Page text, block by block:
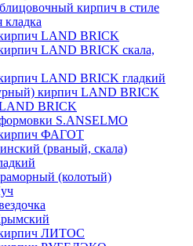
кирпич в стиле
LAND BRICK
LAND BRICK скала,
LAND BRICK гладкий
кирпич LAND BRICK
BRICK
S.ANSELMO
ФАГОТ
(рваный, скала)
(колотый)
ЛИТОС